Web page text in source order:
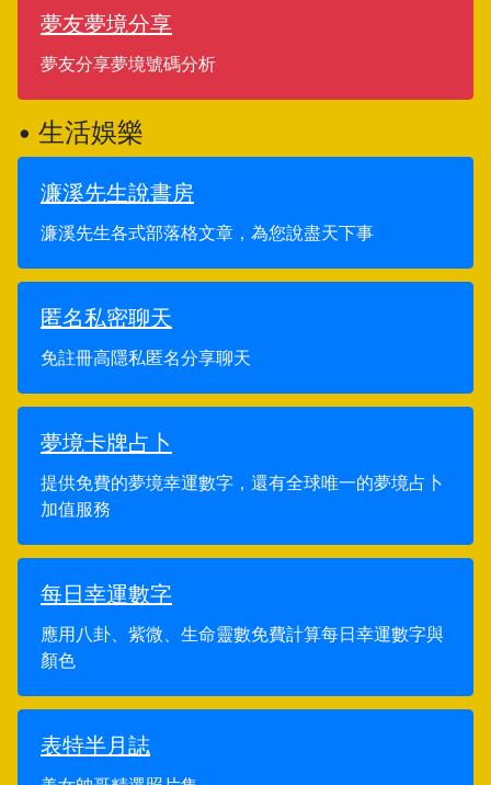
夢友夢境分享
夢友分享夢境號碼分析
• 生活娛樂
濂溪先生說書房
濂溪先生各式部落格文章，為您說盡天下事
匿名私密聊天
免註冊高隱私匿名分享聊天
夢境卡牌占卜
提供免費的夢境幸運數字，還有全球唯一的夢境占卜
加值服務
每日幸運數字
應用八卦、紫微、生命靈數免費計算每日幸運數字與
顏色
表特半月誌